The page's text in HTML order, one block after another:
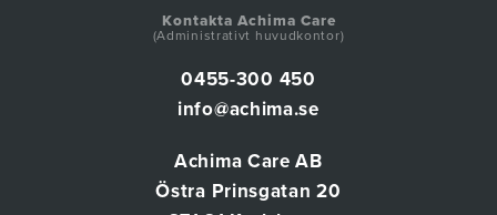
Kontakta Achima Care
(Administrativt huvudkontor)
0455-300 450
info@achima.se
Achima Care AB
Östra Prinsgatan 20